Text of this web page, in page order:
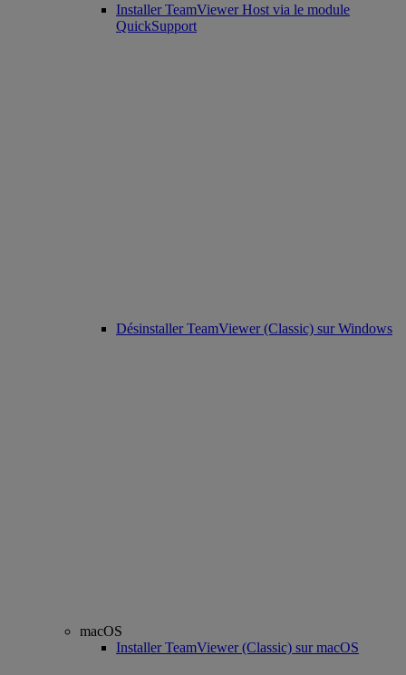
Installer TeamViewer Host via le module
QuickSupport
Désinstaller TeamViewer (Classic) sur Windows
macOS
Installer TeamViewer (Classic) sur macOS